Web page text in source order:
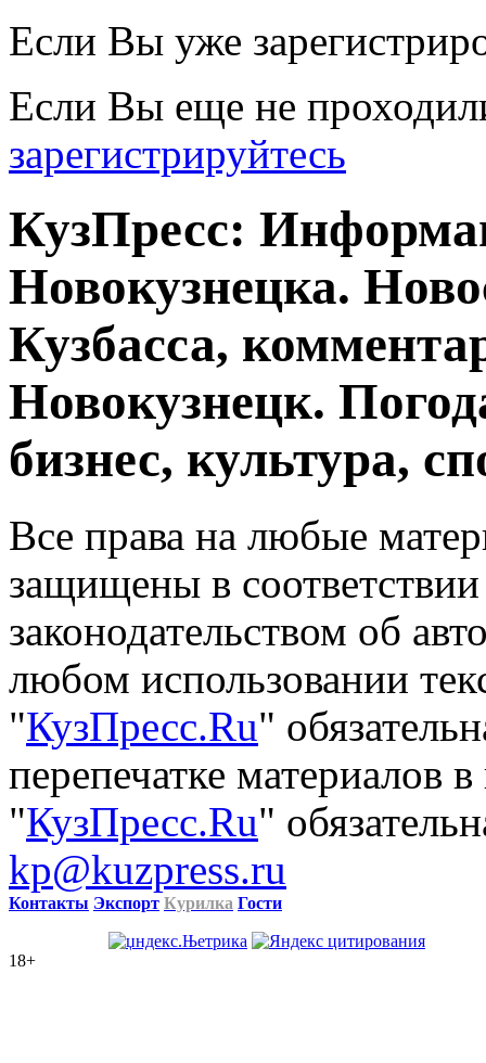
Если Вы уже
Если Вы еще не
зарегистрируйтесь
КузПресс:
Новокузнецка.
Кузбасса,
Новокузнецк.
бизнес, культура,
Все права на любые
защищены в
законодательством об
любом использовании
"КузПресс.Ru"
перепечатке материалов
"КузПресс.Ru"
kp@kuzpress.ru
Контакты Экспорт Курилка Гости
18+